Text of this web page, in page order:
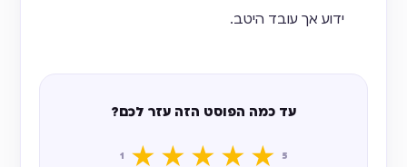
ידוע אך עובד היטב.
עד כמה הפוסט הזה עזר לכם?
1 ★ ★ ★ ★ ★ 5